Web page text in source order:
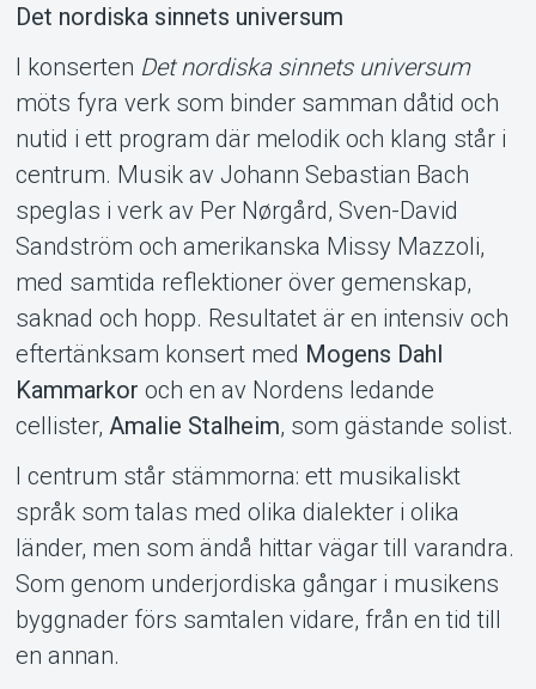
Support
Det nordiska sinnets universum
I konserten Det nordiska sinnets universum
möts fyra verk som binder samman dåtid och
nutid i ett program där melodik och klang står i
centrum. Musik av Johann Sebastian Bach
speglas i verk av Per Nørgård, Sven-David
Sandström och amerikanska Missy Mazzoli,
med samtida reflektioner över gemenskap,
saknad och hopp. Resultatet är en intensiv och
eftertänksam konsert med Mogens Dahl
Kammarkor och en av Nordens ledande
cellister, Amalie Stalheim, som gästande solist.
I centrum står stämmorna: ett musikaliskt
språk som talas med olika dialekter i olika
länder, men som ändå hittar vägar till varandra.
Som genom underjordiska gångar i musikens
byggnader förs samtalen vidare, från en tid till
en annan.